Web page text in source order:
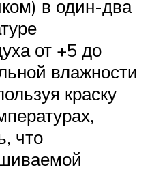
в один-два
от +5 до
влажности
краску
что